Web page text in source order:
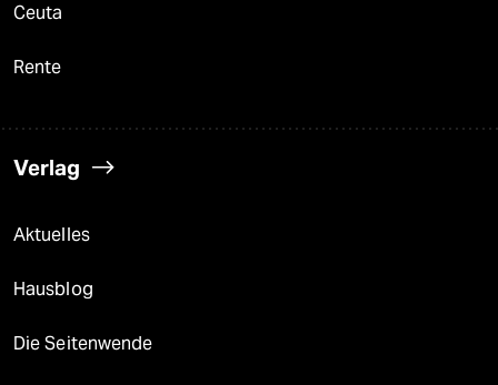
Ceuta
Rente
Verlag
Aktuelles
Hausblog
Die Seitenwende